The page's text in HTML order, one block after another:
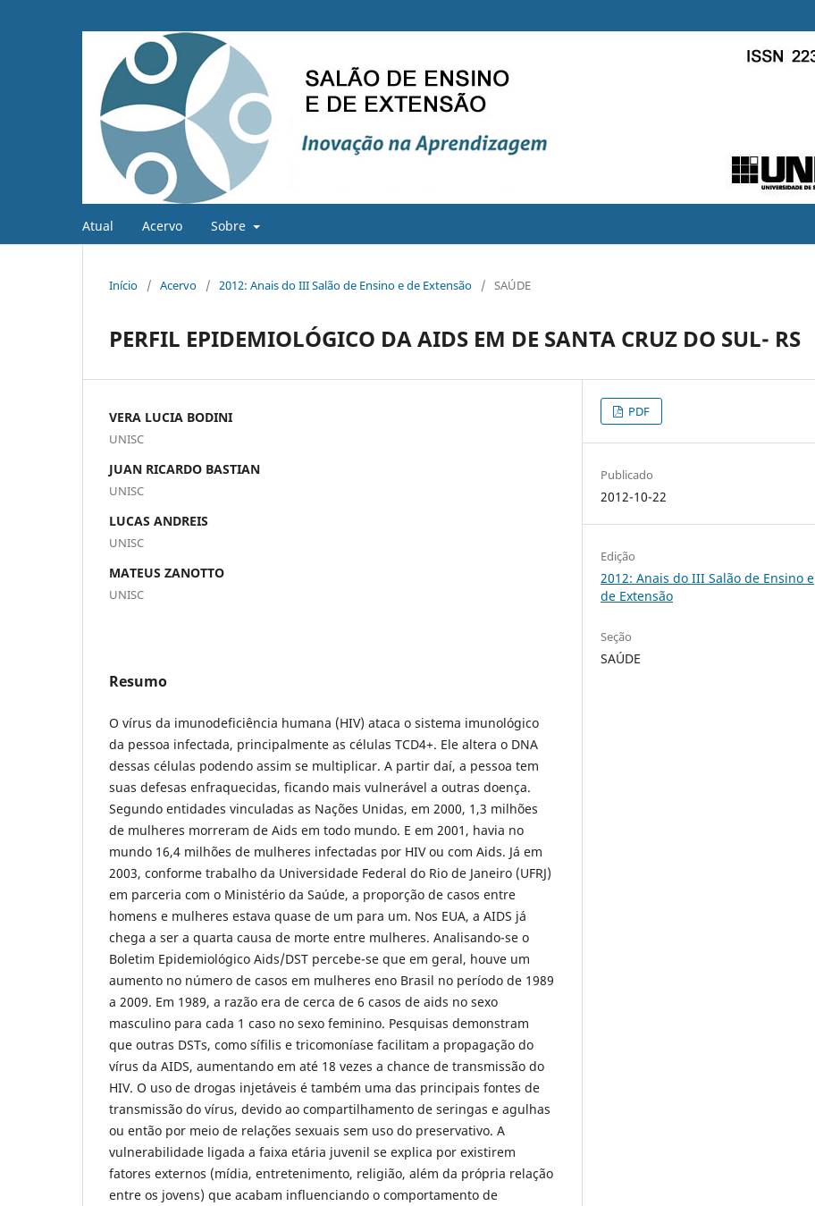
Atual Acervo Sobre
Início / Acervo / 2012: Anais do III Salão de Ensino e de Extensão / SAÚDE
PERFIL EPIDEMIOLÓGICO DA AIDS EM DE SANTA CRUZ DO SUL- RS
VERA LUCIA BODINI
UNISC
JUAN RICARDO BASTIAN
UNISC
LUCAS ANDREIS
UNISC
MATEUS ZANOTTO
UNISC
Resumo
O vírus da imunodeficiência humana (HIV) ataca o sistema imunológico
da pessoa infectada, principalmente as células TCD4+. Ele altera o DNA
dessas células podendo assim se multiplicar. A partir daí, a pessoa tem
suas defesas enfraquecidas, ficando mais vulnerável a outras doença.
Segundo entidades vinculadas as Nações Unidas, em 2000, 1,3 milhões
de mulheres morreram de Aids em todo mundo. E em 2001, havia no
mundo 16,4 milhões de mulheres infectadas por HIV ou com Aids. Já em
2003, conforme trabalho da Universidade Federal do Rio de Janeiro (UFRJ)
em parceria com o Ministério da Saúde, a proporção de casos entre
homens e mulheres estava quase de um para um. Nos EUA, a AIDS já
chega a ser a quarta causa de morte entre mulheres. Analisando-se o
Boletim Epidemiológico Aids/DST percebe-se que em geral, houve um
aumento no número de casos em mulheres eno Brasil no período de 1989
a 2009. Em 1989, a razão era de cerca de 6 casos de aids no sexo
masculino para cada 1 caso no sexo feminino. Pesquisas demonstram
que outras DSTs, como sífilis e tricomoníase facilitam a propagação do
vírus da AIDS, aumentando em até 18 vezes a chance de transmissão do
HIV. O uso de drogas injetáveis é também uma das principais fontes de
transmissão do vírus, devido ao compartilhamento de seringas e agulhas
ou então por meio de relações sexuais sem uso do preservativo. A
vulnerabilidade ligada a faixa etária juvenil se explica por existirem
fatores externos (mídia, entretenimento, religião, além da própria relação
entre os jovens) que acabam influenciando o comportamento de
PDF
Publicado
2012-10-22
Edição
2012: Anais do III Salão de Ensino e
de Extensão
Seção
SAÚDE